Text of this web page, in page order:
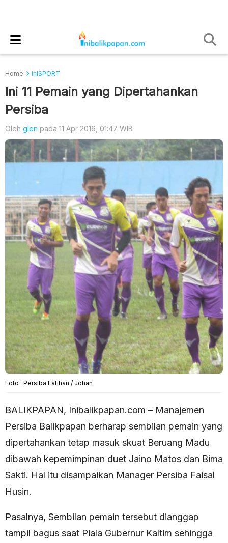
Home IniSPORT
Ini 11 Pemain yang Dipertahankan
Persiba
Oleh glen pada 11 Apr 2016, 01:47 WIB
Foto : Persiba Latihan / Johan
BALIKPAPAN, Inibalikpapan.com – Manajemen
Persiba Balikpapan berharap sembilan pemain yang
dipertahankan tetap masuk skuat Beruang Madu
dibawah kepemimpinan duet Jaino Matos dan Bima
Sakti. Hal itu disampaikan Manager Persiba Faisal
Husin.
Pasalnya, Sembilan pemain tersebut dianggap
tampil bagus saat Piala Gubernur Kaltim sehingga